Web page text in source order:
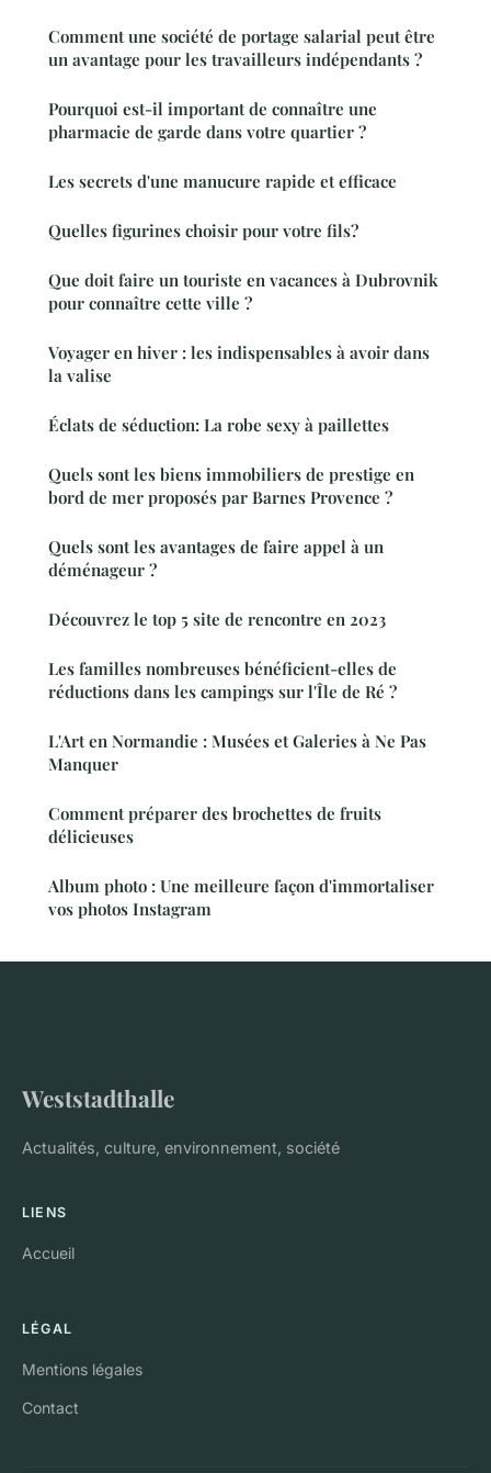
Comment une société de portage salarial peut être
un avantage pour les travailleurs indépendants ?
Pourquoi est-il important de connaître une
pharmacie de garde dans votre quartier ?
Les secrets d'une manucure rapide et efficace
Quelles figurines choisir pour votre fils?
Que doit faire un touriste en vacances à Dubrovnik
pour connaître cette ville ?
Voyager en hiver : les indispensables à avoir dans
la valise
Éclats de séduction: La robe sexy à paillettes
Quels sont les biens immobiliers de prestige en
bord de mer proposés par Barnes Provence ?
Quels sont les avantages de faire appel à un
déménageur ?
Découvrez le top 5 site de rencontre en 2023
Les familles nombreuses bénéficient-elles de
réductions dans les campings sur l'Île de Ré ?
L'Art en Normandie : Musées et Galeries à Ne Pas
Manquer
Comment préparer des brochettes de fruits
délicieuses
Album photo : Une meilleure façon d'immortaliser
vos photos Instagram
Weststadthalle
Actualités, culture, environnement, société
LIENS
Accueil
LÉGAL
Mentions légales
Contact